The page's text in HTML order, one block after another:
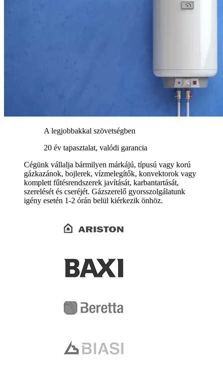
A legjobbakkal szövetségben
20 év tapasztalat, valódi garancia
Cégünk vállalja bármilyen márkájú, típusú vagy korú
gázkazánok, bojlerek, vízmelegítők, konvektorok vagy
komplett fűtésrendszerek javítását, karbantartását,
szerelését és cseréjét. Gázszerelő gyorsszolgálatunk
igény esetén 1-2 órán belül kiérkezik önhöz.